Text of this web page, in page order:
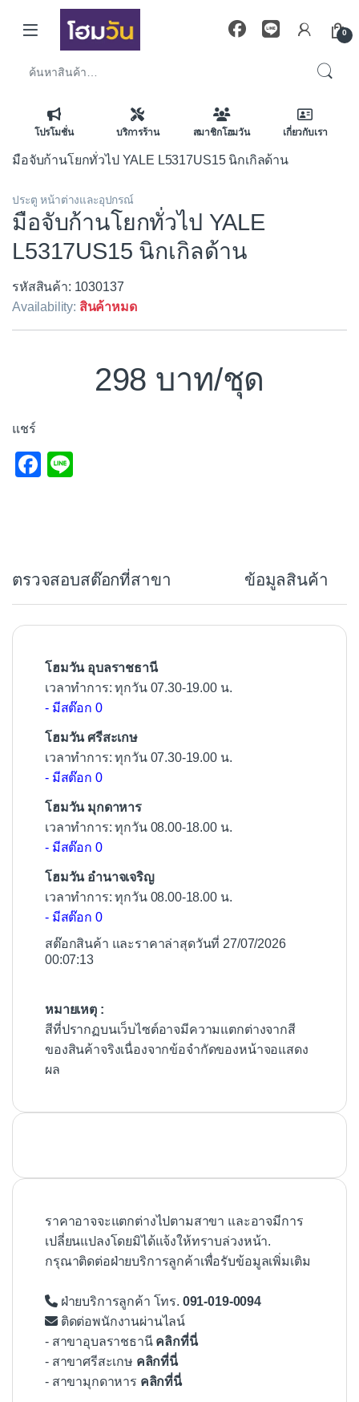
Skip to navigation
Skip to content
0
โปรโมชั่น บริการร้าน สมาชิกโฮมวัน เกี่ยวกับเรา
มือจับก้านโยกทั่วไป YALE L5317US15 นิกเกิลด้าน
ประตู หน้าต่างและอุปกรณ์
มือจับก้านโยกทั่วไป YALE
L5317US15 นิกเกิลด้าน
รหัสสินค้า: 1030137
Availability: สินค้าหมด
298 /ชุด
แชร์
F
o
o
ตรวจสอบสต๊อกที่สาขา ข้อมูลสินค้า
โฮมวัน อุบลราชธานี
เวลาทำการ: ทุกวัน 07.30-19.00 น.
- มีสต๊อก 0
โฮมวัน ศรีสะเกษ
เวลาทำการ: ทุกวัน 07.30-19.00 น.
- มีสต๊อก 0
โฮมวัน มุกดาหาร
เวลาทำการ: ทุกวัน 08.00-18.00 น.
- มีสต๊อก 0
โฮมวัน อำนาจเจริญ
เวลาทำการ: ทุกวัน 08.00-18.00 น.
- มีสต๊อก 0
สต๊อกสินค้า และราคาล่าสุดวันที่ 27/07/2026
00:07:13
หมายเหตุ :
สีที่ปรากฏบนเว็บไซต์อาจมีความแตกต่างจากสี
ของสินค้าจริงเนื่องจากข้อจำกัดของหน้าจอแสดง
ผล
ราคาอาจจะแตกต่างไปตามสาขา และอาจมีการ
เปลี่ยนแปลงโดยมิได้แจ้งให้ทราบล่วงหน้า.
กรุณาติดต่อฝ่ายบริการลูกค้าเพื่อรับข้อมูลเพิ่มเติม
ฝ่ายบริการลูกค้า โทร. 091-019-0094
ติดต่อพนักงานผ่านไลน์
- สาขาอุบลราชธานี คลิกที่นี่
- สาขาศรีสะเกษ คลิกที่นี่
- สาขามุกดาหาร คลิกที่นี่